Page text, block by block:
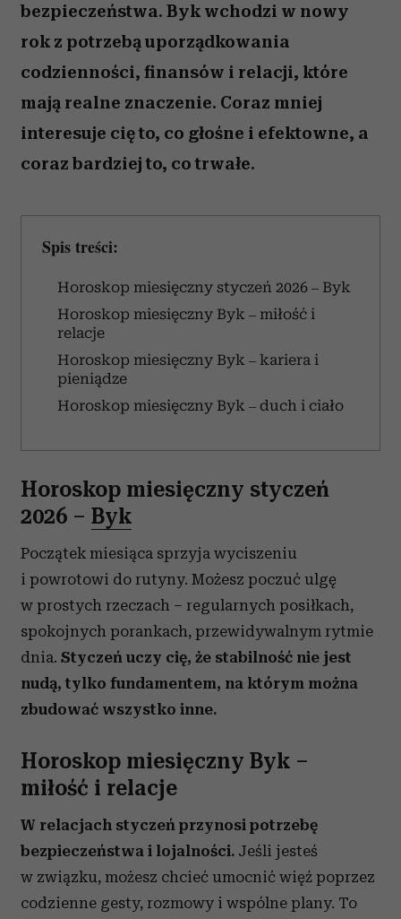
bezpieczeństwa. Byk wchodzi w nowy
rok z potrzebą uporządkowania
codzienności, finansów i relacji, które
mają realne znaczenie. Coraz mniej
interesuje cię to, co głośne i efektowne, a
coraz bardziej to, co trwałe.
Spis treści:
Horoskop miesięczny styczeń 2026 – Byk
Horoskop miesięczny Byk – miłość i
relacje
Horoskop miesięczny Byk – kariera i
pieniądze
Horoskop miesięczny Byk – duch i ciało
Horoskop miesięczny styczeń
2026 – Byk
Początek miesiąca sprzyja wyciszeniu
i powrotowi do rutyny. Możesz poczuć ulgę
w prostych rzeczach – regularnych posiłkach,
spokojnych porankach, przewidywalnym rytmie
dnia. Styczeń uczy cię, że stabilność nie jest
nudą, tylko fundamentem, na którym można
zbudować wszystko inne.
Horoskop miesięczny Byk –
miłość i relacje
W relacjach styczeń przynosi potrzebę
bezpieczeństwa i lojalności. Jeśli jesteś
w związku, możesz chcieć umocnić więź poprzez
codzienne gesty, rozmowy i wspólne plany. To